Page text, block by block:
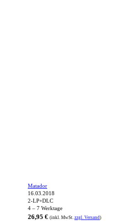
Matador
16.03.2018
2-LP+DLC
4 – 7 Werktage
26,95 € (inkl. MwSt. zzgl. Versand)